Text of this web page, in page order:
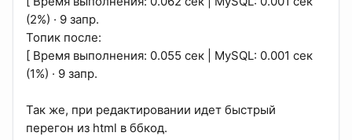
(2%) · 9 запр.
Топик после:
[ Время выполнения: 0.055 сек | MySQL: 0.001 сек
(1%) · 9 запр.
Так же, при редактировании идет быстрый
перегон из html в ббкод.